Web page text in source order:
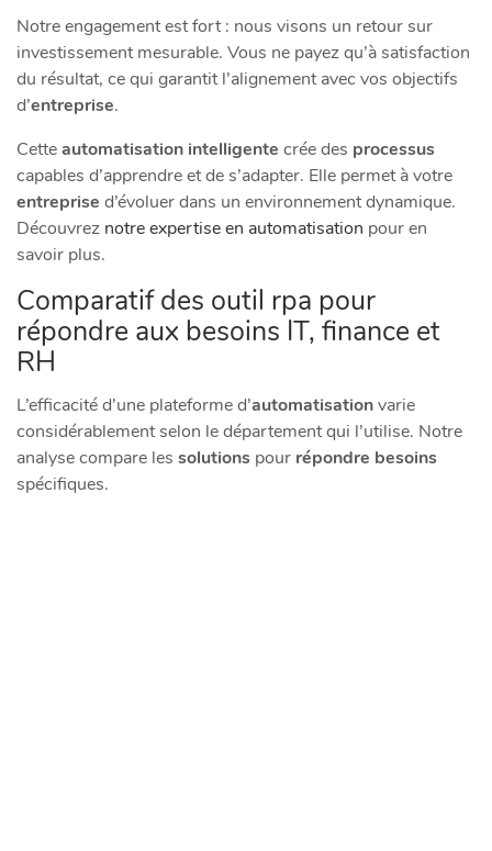
Notre engagement est fort : nous visons un retour sur
investissement mesurable. Vous ne payez qu’à satisfaction
du résultat, ce qui garantit l’alignement avec vos objectifs
d’entreprise.
Cetteautomatisation intelligente crée des processus
capables d’apprendre et de s’adapter. Elle permet à votre
entreprise d’évoluer dans un environnement dynamique.
Découvrez notre expertise en automatisation pour en
savoir plus.
Comparatif des outil rpa pour
répondre aux besoins IT, finance et
RH
L’efficacité d’une plateforme d’automatisationvarie
considérablement selon le département qui l’utilise. Notre
analyse compare les solutions pour répondre besoins
spécifiques.